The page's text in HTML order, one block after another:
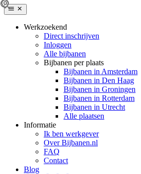
Werkzoekend
Direct inschrijven
Inloggen
Alle bijbanen
Bijbanen per plaats
Bijbanen in Amsterdam
Bijbanen in Den Haag
Bijbanen in Groningen
Bijbanen in Rotterdam
Bijbanen in Utrecht
Alle plaatsen
Informatie
Ik ben werkgever
Over Bijbanen.nl
FAQ
Contact
Blog